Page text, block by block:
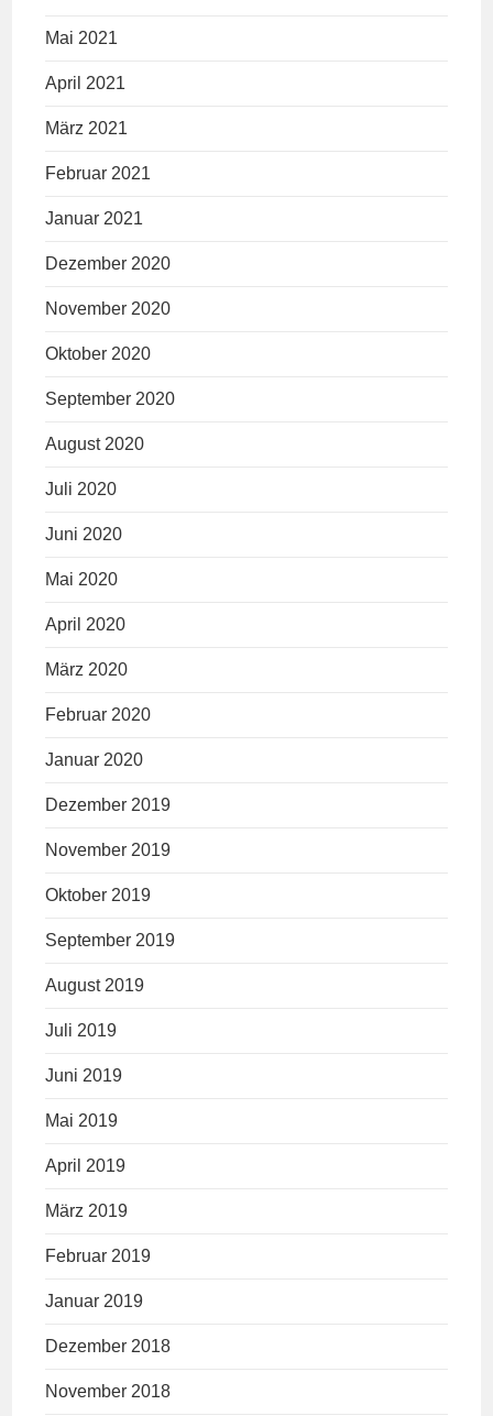
Mai 2021
April 2021
März 2021
Februar 2021
Januar 2021
Dezember 2020
November 2020
Oktober 2020
September 2020
August 2020
Juli 2020
Juni 2020
Mai 2020
April 2020
März 2020
Februar 2020
Januar 2020
Dezember 2019
November 2019
Oktober 2019
September 2019
August 2019
Juli 2019
Juni 2019
Mai 2019
April 2019
März 2019
Februar 2019
Januar 2019
Dezember 2018
November 2018